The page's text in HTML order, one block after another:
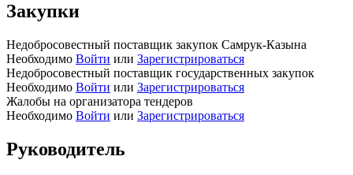
Закупки
Недобросовестный поставщик закупок Самрук-Казына
Необходимо Войти или Зарегистрироваться
Недобросовестный поставщик государственных закупок
Необходимо Войти или Зарегистрироваться
Жалобы на организатора тендеров
Необходимо Войти или Зарегистрироваться
Руководитель